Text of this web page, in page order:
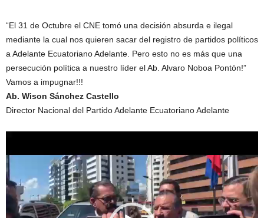
“El 31 de Octubre el CNE tomó una decisión absurda e ilegal
mediante la cual nos quieren sacar del registro de partidos políticos
a Adelante Ecuatoriano Adelante. Pero esto no es más que una
persecución política a nuestro líder el Ab. Alvaro Noboa Pontón!”
Vamos a impugnar!!!
Ab. Wison Sánchez Castello
Director Nacional del Partido Adelante Ecuatoriano Adelante
vídeo